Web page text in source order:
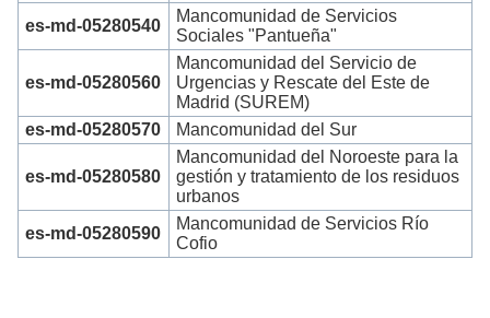
es-md-05280540
Mancomunidad de Servicios
Sociales "Pantueña"
es-md-05280560
Mancomunidad del Servicio de
Urgencias y Rescate del Este de
Madrid (SUREM)
es-md-05280570
Mancomunidad del Sur
es-md-05280580
Mancomunidad del Noroeste para la
gestión y tratamiento de los residuos
urbanos
es-md-05280590
Mancomunidad de Servicios Río
Cofio